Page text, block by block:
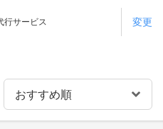
行サービス 変更